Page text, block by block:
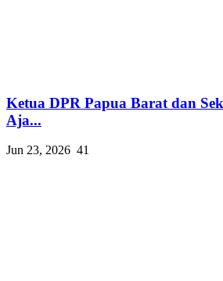
Ketua DPR Papua Barat dan
Aja...
Jun 23, 2026 41